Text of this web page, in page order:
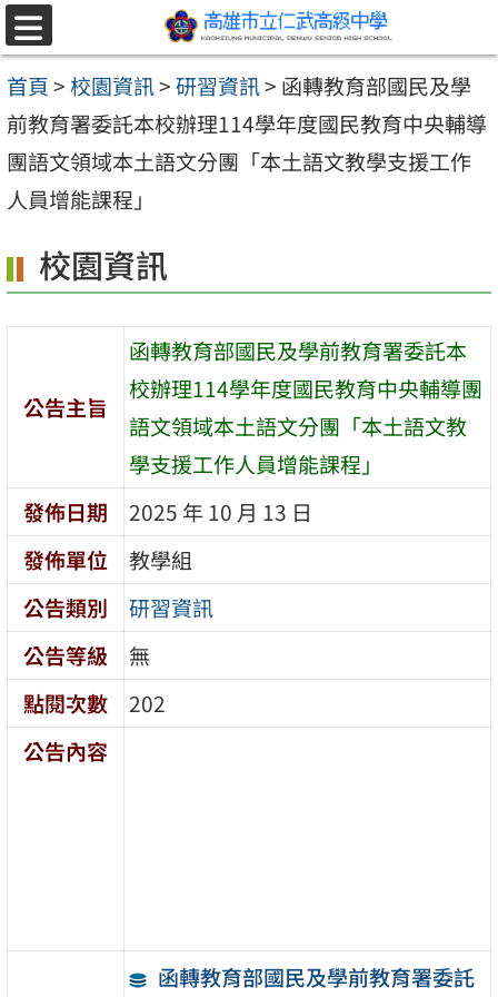
跳至主要內容區
選
單
首頁>校園資訊>研習資訊> 函轉教育部國民及學
前教育署委託本校辦理114學年度國民教育中央輔導
團語文領域本土語文分團「本土語文教學支援工作
人員增能課程」
校園資訊
公告主旨
函轉教育部國民及學前教育署委託本
校辦理114學年度國民教育中央輔導團
語文領域本土語文分團「本土語文教
學支援工作人員增能課程」
發佈日期
2025 年 10 月 13 日
發佈單位
教學組
公告類別
研習資訊
公告等級
無
點閱次數
202
公告內容
函轉教育部國民及學前教育署委託